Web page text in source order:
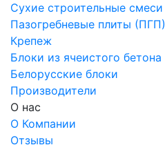
Сухие строительные смеси
Пазогребневые плиты (ПГП)
Крепеж
Блоки из ячеистого бетона
Белорусские блоки
Производители
О нас
О Компании
Отзывы